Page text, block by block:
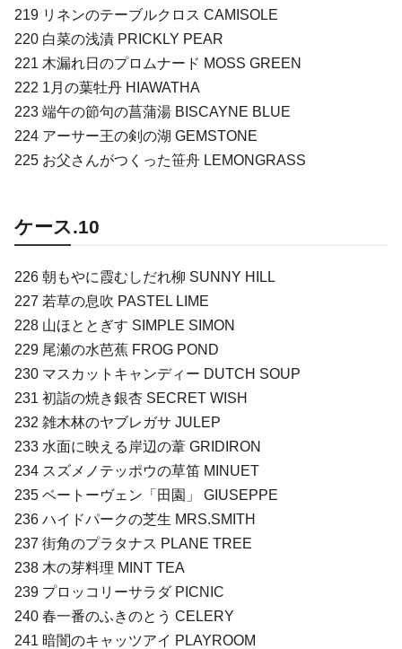
219 リネンのテーブルクロス CAMISOLE
220 白菜の浅漬 PRICKLY PEAR
221 木漏れ日のプロムナード MOSS GREEN
222 1月の葉牡丹 HIAWATHA
223 端午の節句の菖蒲湯 BISCAYNE BLUE
224 アーサー王の剣の湖 GEMSTONE
225 お父さんがつくった笹舟 LEMONGRASS
ケース.10
226 朝もやに霞むしだれ柳 SUNNY HILL
227 若草の息吹 PASTEL LIME
228 山ほととぎす SIMPLE SIMON
229 尾瀬の水芭蕉 FROG POND
230 マスカットキャンディー DUTCH SOUP
231 初詣の焼き銀杏 SECRET WISH
232 雑木林のヤブレガサ JULEP
233 水面に映える岸辺の葦 GRIDIRON
234 スズメノテッポウの草笛 MINUET
235 ベートーヴェン「田園」 GIUSEPPE
236 ハイドパークの芝生 MRS.SMITH
237 街角のプラタナス PLANE TREE
238 木の芽料理 MINT TEA
239 プロッコリーサラダ PICNIC
240 春一番のふきのとう CELERY
241 暗闇のキャッツアイ PLAYROOM